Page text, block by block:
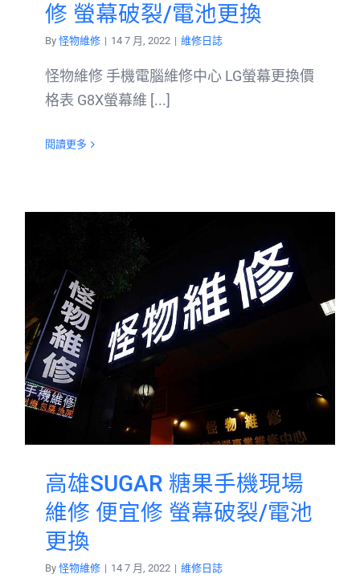
修 螢幕破裂/電池更換
By 怪物維修 | 14 7 月, 2022 | 維修日誌
怪物維修 手機電腦維修中心 LG螢幕更換價
格表 G8X螢幕維 [...]
閱讀更多
高雄SUGAR 糖果手機現場
維修 便宜修 螢幕破裂/電池
更換
By 怪物維修 | 14 7 月, 2022 | 維修日誌